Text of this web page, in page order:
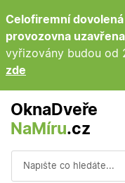
Celofiremní
provozovna uzavřena
vyřizovány budou od
zde
OknaDveře
NaMíru.cz